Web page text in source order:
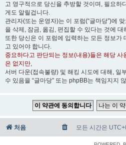
고 영구적으로 당신을 추방할 것이며, 필요하
게도 알릴겁니다.
관리자(또는 운영자)는 이 포럼(“글마당”)에
을 삭제, 잠금, 옮김, 편집할 수 있다는 것에
또한 당신은 이 포럼에 입력하는 모든 정보가
고 있어야 합니다.
중요하다고 판단되는 정보(내용)들은 해당 사
은 없지만,
서버 다운(접속불량) 및 해킹 시도에 대해, 일
수 있음을 “글마당” 또는 phpBB는 책임지지
처음 모든 시간은